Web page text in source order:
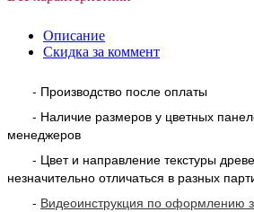
Описание
Скидка за коммент
- Производство после оплаты
- Наличие размеров у цветных
менеджеров
- Цвет и направление текстуры
незначительно отличаться в разных
- Видеоинструкция по оформлению